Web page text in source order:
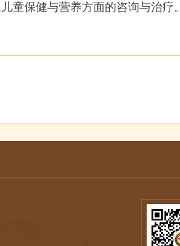
童保健与营养方面的咨询与治疗。